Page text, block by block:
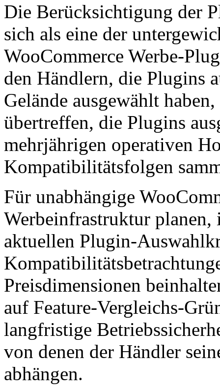
Die Berücksichtigung der
sich als eine der
WooCommerce Werbe-
den Händlern, die Plugins
Gelände ausgewählt
übertreffen, die Plugins
mehrjährigen operativen
Kompatibilitätsfolgen
Für unabhängige
Werbeinfrastruktur planen,
aktuellen Plugin-
Preisdimensionen
auf Feature-Vergleichs-
langfristige
von denen der Händler
abhängen.